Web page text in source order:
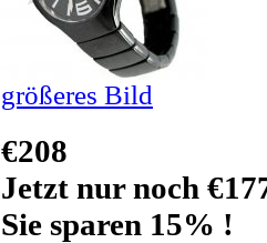
größeres Bild
€208
Jetzt nur noch
Sie sparen 15% !